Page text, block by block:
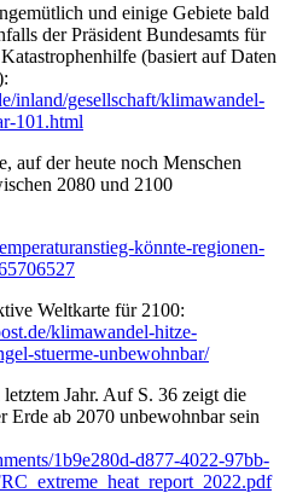
und einige Gebiete bald
der Präsident Bundesamts für
(basiert auf Daten
inland/gesellschaft/klimawandel-
101.html
auf der heute noch Menschen
2080 und 2100
könnte-regionen-
Weltkarte für 2100:
klimawandel-hitze-
stuerme-unbewohnbar/
Jahr. Auf S. 36 zeigt die
Erde ab 2070 unbewohnbar sein
1b9e280d-d877-4022-97bb-